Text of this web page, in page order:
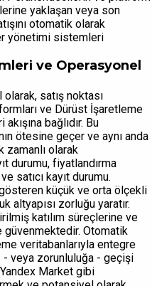
yaklaşan veya son
otomatik olarak
yönetimi sistemleri
ve Operasyonel
satış noktası
ve Dürüst İşaretleme
bağlıdır. Bu
ötesine geçer ve aynı anda
zamanlı olarak
durumu, fiyatlandırma
satıcı kayıt durumu.
küçük ve orta ölçekli
altyapısı zorluğu yaratır.
katılım süreçlerine ve
güvenmektedir. Otomatik
veritabanlarıyla entegre
veya zorunluluğa - geçişi
Market gibi